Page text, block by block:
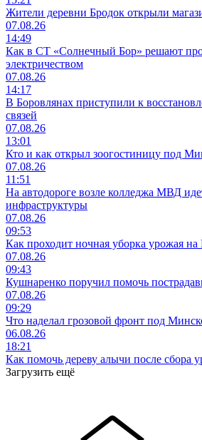
Жители деревни Бродок открыли
07.08.26
14:49
Как в СТ «Солнечный Бор» решают
электричеством
07.08.26
14:17
В Боровлянах приступили к
связей
07.08.26
13:01
Кто и как открыл зоогостиницу под
07.08.26
11:51
На автодороге возле колледжа МВД
инфраструктуры
07.08.26
09:53
Как проходит ночная уборка урожая
07.08.26
09:43
Кушнаренко поручил помочь
07.08.26
09:29
Что наделал грозовой фронт под
06.08.26
18:21
Как помочь дереву алычи после сбора
Загрузить ещё